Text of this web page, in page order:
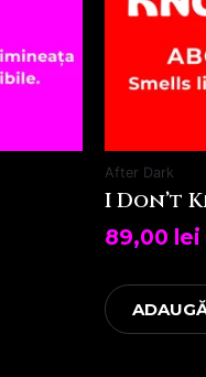
After Dark
I Don’t
89,00 lei